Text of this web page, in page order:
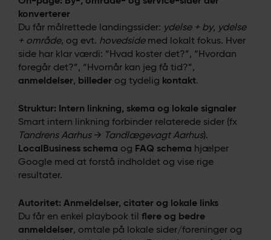
konverterer
Du får målrettede landingssider: ydelse + by, ydelse
+ område, og evt. hovedsidemed lokalt fokus. Hver
side har klar værdi: “Hvad koster det?”, “Hvordan
foregår det?”, “Hvornår kan jeg få tid?”,
anmeldelser, billeder og tydelig kontakt.
Struktur: Intern linkning, skema og lokale signaler
Smart intern linkning forbinder relaterede sider (fx
Tandrens Aarhus→ Tandlægevagt Aarhus).
LocalBusiness schema og FAQ schema hjælper
Google med at forstå indholdet og vise rige
resultater.
Autoritet: Anmeldelser, citater og lokale links
Du får en enkel playbook til flere og bedre
anmeldelser, omtale på lokale sider/foreninger og